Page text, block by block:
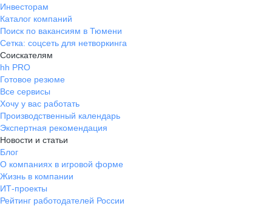
Инвесторам
Каталог компаний
Поиск по вакансиям в Тюмени
Сетка: соцсеть для нетворкинга
Соискателям
hh PRO
Готовое резюме
Все сервисы
Хочу у вас работать
Производственный календарь
Экспертная рекомендация
Новости и статьи
Блог
О компаниях в игровой форме
Жизнь в компании
ИТ-проекты
Рейтинг работодателей России